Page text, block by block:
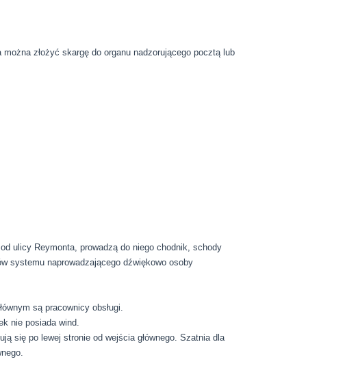
złożyć skargę do organu nadzorującego pocztą lub
ulicy Reymonta, prowadzą do niego chodnik, schody
systemu naprowadzającego dźwiękowo osoby
są pracownicy obsługi.
nie posiada wind.
się po lewej stronie od wejścia głównego. Szatnia dla